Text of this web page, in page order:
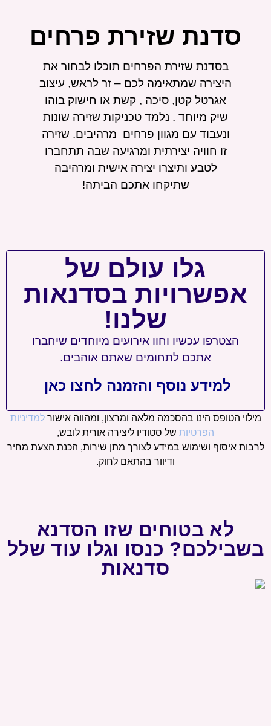
סדנת שזירת פרחים
בסדנת שזירת הפרחים תוכלו לבחור את
היצירה שמתאימה לכם – זר לראש, עיצוב
אגרטל קטן, סיכה , קשת או חישוק בוהו
שיק מיוחד . נלמד טכניקות שזירה שונות
ונעבוד עם מגוון פרחים מרהיבים. שזירה
זו חוויה יצירתית ומרגיעה שבה תתחברו
לטבע ותיצרו יצירה אישית ומרהיבה
שתיקחו אתכם הביתה!
גלו עולם של
אפשרויות בסדנאות
שלנו!
הצטרפו עכשיו וחוו אירועים מיוחדים שיחברו
אתכם לתחומים שאתם אוהבים.
למידע נוסף והזמנה לחצו כאן
מילוי הטופס הינו בהסכמה מלאה ומרצון, ומהווה אישורלמדיניות
הפרטיות של סטודיו ליצירה אורית לובש,
לרבות איסוף ושימוש במידע לצורך מתן שירות, הכנת הצעת מחיר
ודיוור בהתאם לחוק.
לא בטוחים שזו הסדנא
בשבילכם? כנסו וגלו עוד שלל
סדנאות